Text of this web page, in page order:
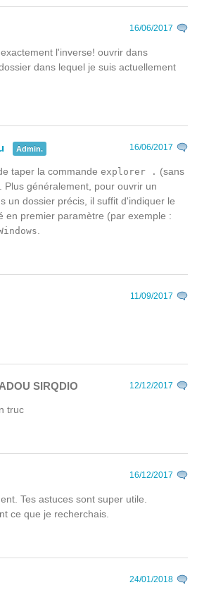
16/06/2017
l'inverse! ouvrir dans
dans lequel je suis actuellement
Admin. 16/06/2017
taper la commande explorer . (sans
Plus généralement, pour ouvrir un
un dossier précis, il suffit d'indiquer le
en premier paramètre (par exemple :
.
11/09/2017
SIRQDIO 12/12/2017
truc
16/12/2017
Tes astuces sont super utile.
ce que je recherchais.
24/01/2018